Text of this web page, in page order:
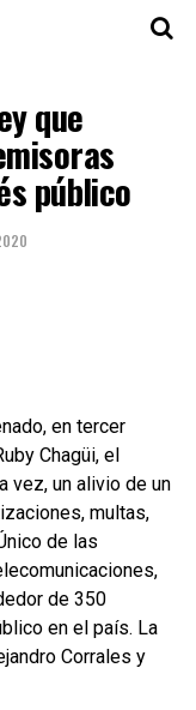
que
público
en tercer
Chagüi, el
vez, un alivio de un
multas,
de las
de 350
en el país. La
Corrales y